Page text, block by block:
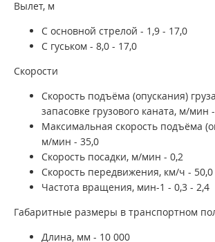
Вылет, м
С основной стрелой - 1,9 - 17,0
С гуськом - 8,0 - 17,0
Скорости
Скорость подъёма (опускания)
запасовке грузового каната, м/мин
Максимальная скорость подъёма
м/мин - 35,0
Скорость посадки, м/мин - 0,2
Скорость передвижения, км/ч - 50,0
Частота вращения, мин-1 - 0,3 - 2,4
Габаритные размеры в транспортном
Длина, мм - 10 000